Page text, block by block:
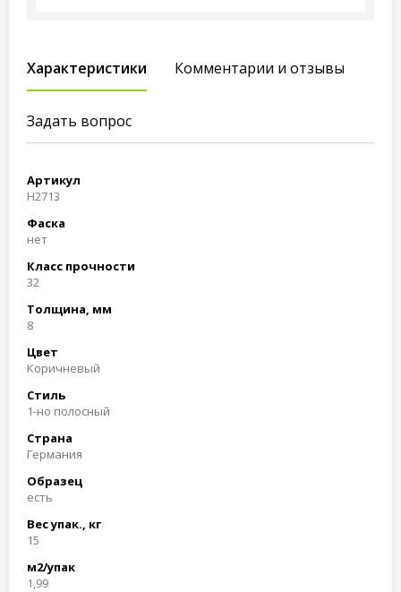
Характеристики Комментарии и отзывы
Задать вопрос
Артикул
H2713
Фаска
нет
Класс прочности
32
Толщина, мм
8
Цвет
Коричневый
Стиль
1-но полосный
Страна
Германия
Образец
есть
Вес упак., кг
15
м2/упак
1,99